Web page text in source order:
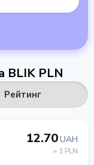
BLIK PLN
Рейтинг
12.70UAH
= 1 PLN